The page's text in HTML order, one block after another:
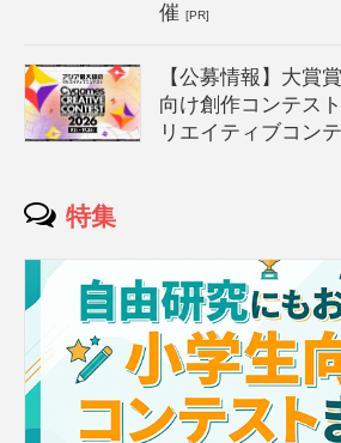
催[PR]
【公募情報】大賞
向け創作コンテス
リエイティブコン
特集